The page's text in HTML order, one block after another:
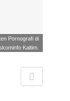
Pornografi di
Kaltim.